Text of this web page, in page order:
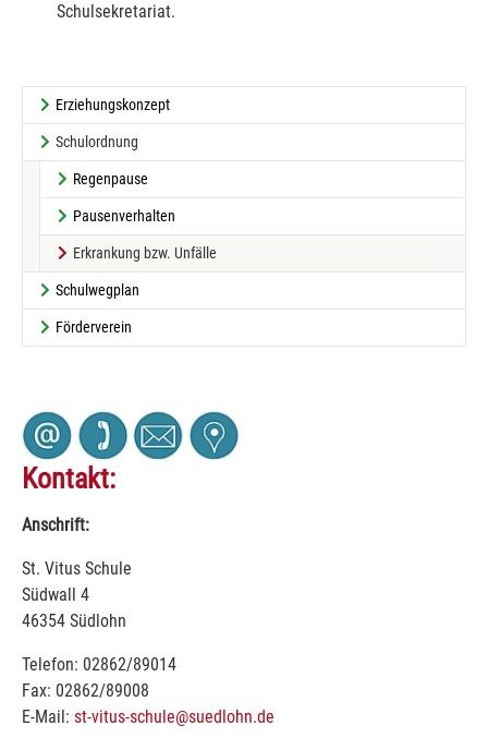
Schulsekretariat.
Erziehungskonzept
Schulordnung
Regenpause
Pausenverhalten
Erkrankung bzw. Unfälle
Schulwegplan
Förderverein
Kontakt:
Anschrift:
St. Vitus Schule
Südwall 4
46354 Südlohn
Telefon: 02862/89014
Fax: 02862/89008
E-Mail: st-vitus-schule@suedlohn.de